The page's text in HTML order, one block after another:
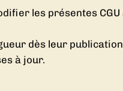
les présentes
dès leur
à jour.